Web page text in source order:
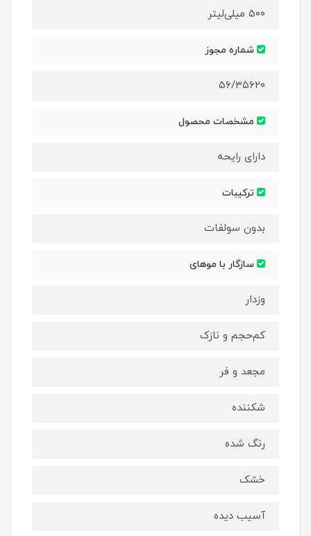
۵۰۰ میلی‌لیتر
شماره مجوز
۵۶/۳۵۶۲۰
مشخصات محصول
دارای رایحه
ترکیبات
بدون سولفات
سازگار با موهای
وزدار
کم‌حجم و نازک
مجعد و فر
شکننده
رنگ شده
خشک
آسیب دیده